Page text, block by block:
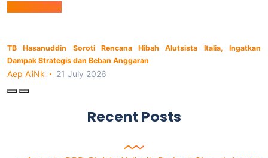
Berita Utama
TB Hasanuddin Soroti Rencana Hibah Alutsista Italia, Ingatkan
Dampak Strategis dan Beban Anggaran
Aep A'iNk 21 July 2026
Recent Posts